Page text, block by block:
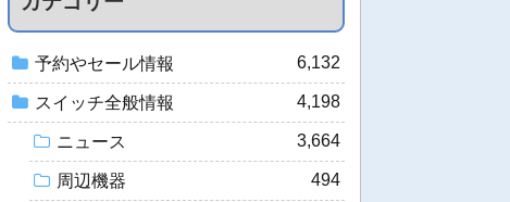
予約やセール情報 6,132
スイッチ全般情報 4,198
ニュース 3,664
周辺機器 494